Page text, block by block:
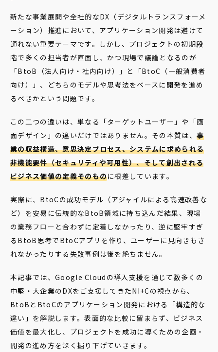
新たな事業展開や全社的なDX（デジタルトランスフォーメ
ーション）推進において、アプリケーション開発は避けて
通れない重要テーマです。しかし、プロジェクトの初期段
階で多くの担当者が直面し、かつ現場で議論となるのが
「BtoB（法人向け・社内向け）」と「BtoC（一般消費者
向け）」、どちらのモデルや思考法をベースに開発を進め
るべきかという問題です。
この二つの違いは、単なる「ターゲットユーザー」や「画
面デザイン」の違いだけではありません。その本質は、 事
業の収益構造、意思決定プロセス、システムに求められる
非機能要件（セキュリティや可用性）、そして創出される
ビジネス価値の定義そのものに根差しています。
実際に、BtoCの成功モデル（アジャイルによる高速改善な
ど）を安易に伝統的なBtoB領域に持ち込んだ結果、現場
の業務フローと合わずに定着しなかったり、逆に堅牢すぎ
るBtoB思考でBtoCアプリを作り、ユーザーに見向きもさ
れなかったりする失敗事例は後を絶ちません。
本記事では、Google Cloudの導入支援を通じて数多くの
中堅・大企業のDXをご支援してきたNI+Cの視点から、
BtoBとBtoCのアプリケーション開発における「構造的な
違い」を解説します。表面的な比較に留まらず、ビジネス
価値を最大化し、プロジェクトを成功に導くための企画・
開発の進め方を深く掘り下げていきます。